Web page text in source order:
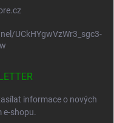
UCkHYgwVzWr3_sgc3-
informace o nových
e-shopu.